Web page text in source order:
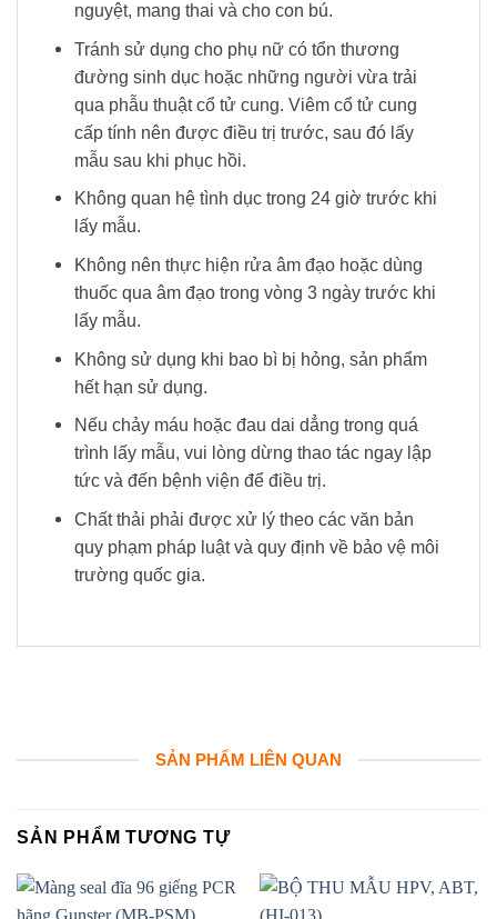
nguyệt, mang thai và cho con bú.
Tránh sử dụng cho phụ nữ có tổn thương
đường sinh dục hoặc những người vừa trải
qua phẫu thuật cổ tử cung. Viêm cổ tử cung
cấp tính nên được điều trị trước, sau đó lấy
mẫu sau khi phục hồi.
Không quan hệ tình dục trong 24 giờ trước khi
lấy mẫu.
Không nên thực hiện rửa âm đạo hoặc dùng
thuốc qua âm đạo trong vòng 3 ngày trước khi
lấy mẫu.
Không sử dụng khi bao bì bị hỏng, sản phẩm
hết hạn sử dụng.
Nếu chảy máu hoặc đau dai dẳng trong quá
trình lấy mẫu, vui lòng dừng thao tác ngay lập
tức và đến bệnh viện để điều trị.
Chất thải phải được xử lý theo các văn bản
quy phạm pháp luật và quy định về bảo vệ môi
trường quốc gia.
SẢN PHẨM LIÊN QUAN
SẢN PHẨM TƯƠNG TỰ